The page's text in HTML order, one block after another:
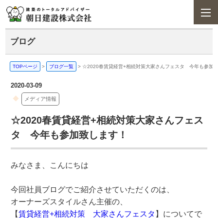
ブログ
TOPページ > ブログ一覧 > ☆2020春賃貸経営+相続対策大家さんフェスタ 今年も参加
2020-03-09
メディア情報
☆2020春賃貸経営+相続対策大家さんフェス
タ 今年も参加致します！
みなさま、こんにちは
今回社員ブログでご紹介させていただくのは、
オーナーズスタイルさん主催の、
【賃貸経営+相続対策 大家さんフェスタ 】についてで